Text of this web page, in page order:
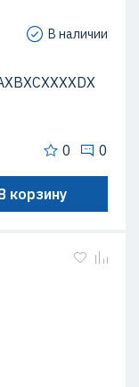
В наличии
0 0
корзину